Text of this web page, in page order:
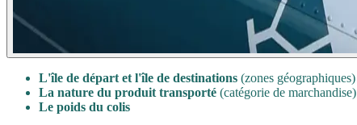
L'île de départ et l'île de destinations (zones géographiques)
La nature du produit transporté (catégorie de marchandise)
Le poids du colis